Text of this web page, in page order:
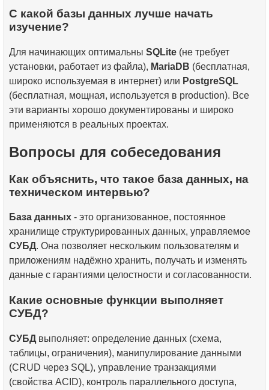
С какой базы данных лучше начать
изучение?
Для начинающих оптимальны SQLite (не требует
установки, работает из файла), MariaDB (бесплатная,
широко используемая в интернет) или PostgreSQL
(бесплатная, мощная, используется в production). Все
эти варианты хорошо документированы и широко
применяются в реальных проектах.
Вопросы для собеседования
Как объяснить, что такое база данных, на
техническом интервью?
База данных - это организованное, постоянное
хранилище структурированных данных, управляемое
СУБД. Она позволяет нескольким пользователям и
приложениям надёжно хранить, получать и изменять
данные с гарантиями целостности и согласованности.
Какие основные функции выполняет
СУБД?
СУБД выполняет: определение данных (схема,
таблицы, ограничения), манипулирование данными
(CRUD через SQL), управление транзакциями
(свойства ACID), контроль параллельного доступа,